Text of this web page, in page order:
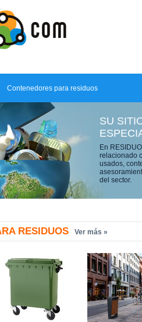
Contenedores para residuos
SU
En
relacionado
usados,
del sector.
RESIDUOS Ver más »